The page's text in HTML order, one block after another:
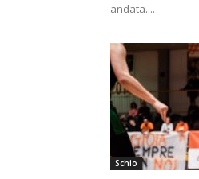
andata....
Schio